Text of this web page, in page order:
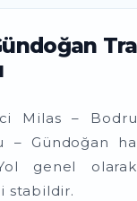
Milas –
– Gündoğan
genel
stabildir.